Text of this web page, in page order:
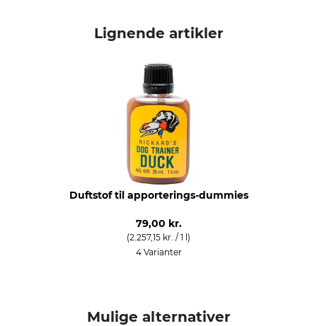
Made in USA
Vægt
240 g
Lignende artikler
Duftstof til apporterings-dummies
79,00 kr.
(2.257,15 kr. / 1 l)
4 Varianter
Mulige alternativer